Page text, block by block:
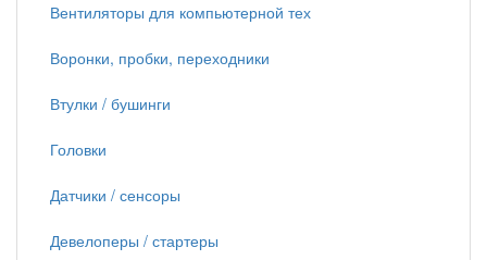
Вентиляторы для компьютерной тех
Воронки, пробки, переходники
Втулки / бушинги
Головки
Датчики / сенсоры
Девелоперы / стартеры